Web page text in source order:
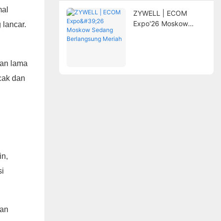
lancar.
lama
dan
ZYWELL | ECOM
Expo'26 Moskow